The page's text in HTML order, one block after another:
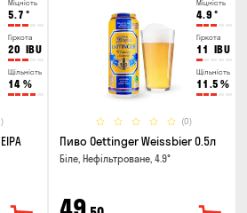
Міцність
5.7 °
Гіркота
20 IBU
Щільність
14 %
Міцність
4.9 °
Гіркота
11 IBU
Щільність
11.5 %
(0)
Пиво Oettinger Weissbier 0.5л
Біле, Нефільтроване, 4.9°